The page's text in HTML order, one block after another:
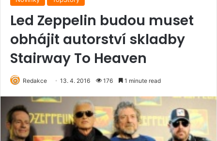
Led Zeppelin budou muset
obhájit autorství skladby
Stairway To Heaven
Redakce 13. 4. 2016 176 1 minute read